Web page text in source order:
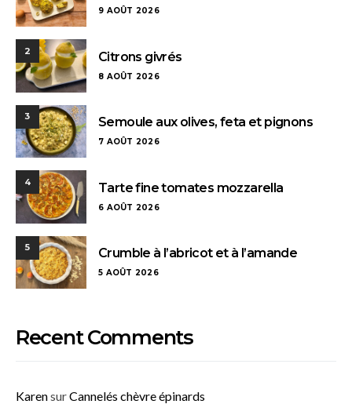
9 AOÛT 2026
2 Citrons givrés
8 AOÛT 2026
3 Semoule aux olives, feta et pignons
7 AOÛT 2026
4 Tarte fine tomates mozzarella
6 AOÛT 2026
5 Crumble à l’abricot et à l’amande
5 AOÛT 2026
Recent Comments
KarensurCannelés chèvre épinards